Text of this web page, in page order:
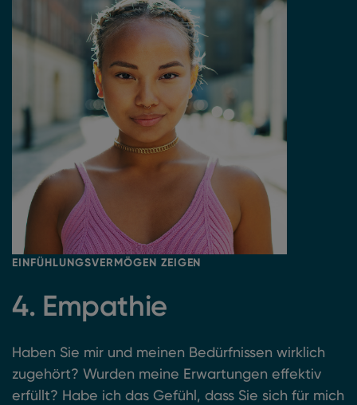
EINFÜHLUNGSVERMÖGEN ZEIGEN
4. Empathie
Haben Sie mir und meinen Bedürfnissen wirklich
zugehört? Wurden meine Erwartungen effektiv
erfüllt? Habe ich das Gefühl, dass Sie sich für mich